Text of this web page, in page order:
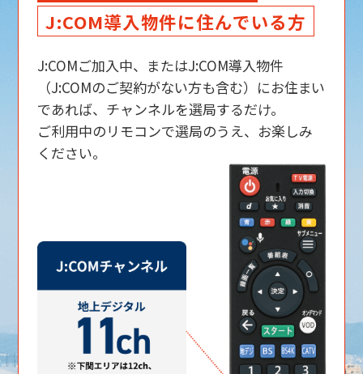
J:COM導入物件に住んでいる方
J:COMご加入中、またはJ:COM導入物件
（J:COMのご契約がない方も含む）にお住まい
であれば、チャンネルを選局するだけ。
ご利用中のリモコンで選局のうえ、お楽しみ
ください。